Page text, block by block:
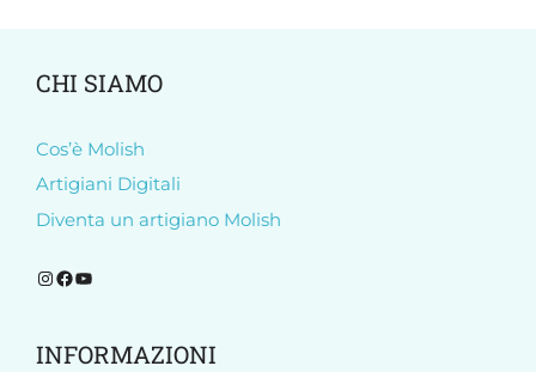
CHI SIAMO
Cos’è Molish
Artigiani Digitali
Diventa un artigiano Molish
Segui Molish su Instagram
Segui Molish su Facebook
Iscriviti al nostro canale YouTube
INFORMAZIONI